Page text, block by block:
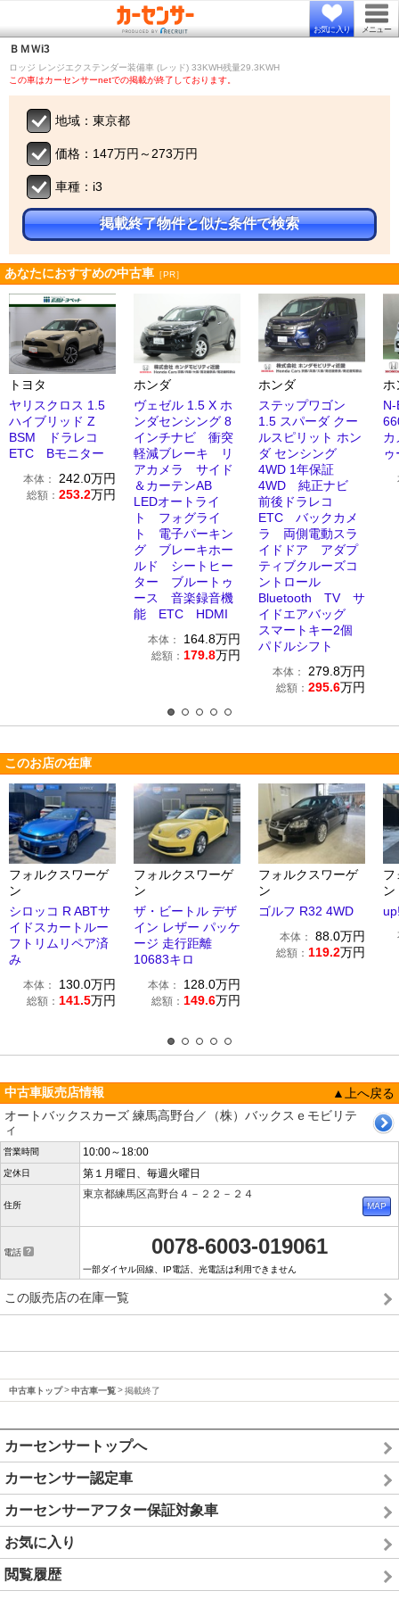
お気に入り メニュー
ＢＭＷi3
ロッジ レンジエクステンダー装備車 (レッド) 33KWH残量29.3KWH
この車はカーセンサーnetでの掲載が終了しております。
地域：東京都
価格：147万円～273万円
車種：i3
掲載終了物件と似た条件で検索
あなたにおすすめの中古車 ［PR］
トヨタ
ヤリスクロス 1.5
ハイブリッド Z
BSM ドラレコ
ETC Bモニター
本体： 242.0万円
総額： 253.2万円
ホンダ
ヴェゼル 1.5 X ホ
ンダセンシング 8
インチナビ 衝突
軽減ブレーキ リ
アカメラ サイド
＆カーテンAB
LEDオートライ
ト フォグライ
ト 電子パーキン
グ ブレーキホー
ルド シートヒー
ター ブルートゥ
ース 音楽録音機
能 ETC HDMI
本体： 164.8万円
総額： 179.8万円
ホンダ
ステップワゴン
1.5 スパーダ クー
ルスピリット ホン
ダ センシング
4WD 1年保証
4WD 純正ナビ
前後ドラレコ
ETC バックカメ
ラ 両側電動スラ
イドドア アダプ
ティブクルーズコ
ントロール
Bluetooth TV サ
イドエアバッグ
スマートキー2個
パドルシフト
本体： 279.8万円
総額： 295.6万円
ホ
このお店の在庫
フォルクスワーゲ
ン
シロッコ R ABTサ
イドスカートルー
フトリムリペア済
み
本体： 130.0万円
総額： 141.5万円
フォルクスワーゲ
ン
ザ・ビートル デザ
イン レザー パッケ
ージ 走行距離
10683キロ
本体： 128.0万円
総額： 149.6万円
フォルクスワーゲ
ン
ゴルフ R32 4WD
本体： 88.0万円
総額： 119.2万円
フ
ン
中古車販売店情報
▲上へ戻る
オートバックスカーズ 練馬高野台／（株）バックスｅモビリテ
ィ
営業時間 10:00～18:00
定休日 第１月曜日、毎週火曜日
住所
東京都練馬区高野台４－２２－２４
電話 0078-6003-019061
一部ダイヤル回線、IP電話、光電話は利用できません
この販売店の在庫一覧
中古車トップ 中古車一覧 掲載終了
カーセンサートップへ
カーセンサー認定車
カーセンサーアフター保証対象車
お気に入り
閲覧履歴